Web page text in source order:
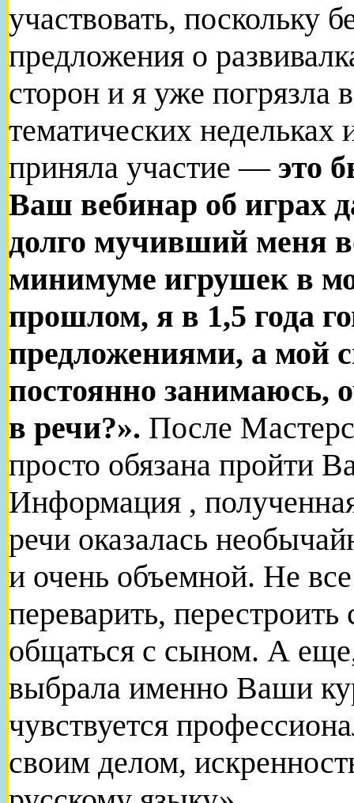
участвовать, поскольку
предложения о
сторон и я уже погрязла
тематических
приняла участие — это
Ваш вебинар об играх
долго мучивший меня
минимуме игрушек в
прошлом, я в 1,5 года
предложениями, а мой
постоянно занимаюсь,
в речи?». После
просто обязана пройти
Информация ,
речи оказалась
и очень объемной. Не все
переварить,
общаться с сыном. А
выбрала именно Ваши
чувствуется
своим делом,